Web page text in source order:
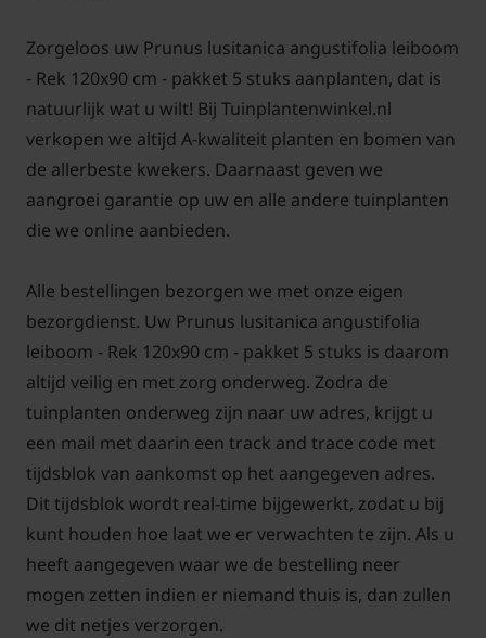
Het scheren van de Lei-Laurier kan het makkelijkst
worden vergeleken met het knippen van een haag.
Met een snoeischaar of heggenschaar knipt u langs
het scherm af. De Lei-Portugese laurier brengt u zo
weer terug in model. Bij deze methode knipt u delen
van de zijscheuten af. In het vervolg zullen er vanaf
vertakkingen en dus meer blad, een dichtere
leiboom dus.
Het scheren van een leiboom kan het beste in de
maanden juni en juli, snoei bij voorkeur op een
bewolkte en koele dag. Dit voorkomt brandschade
aan het blad. Met een snoeischaar kunt u gericht
snoeien zodat er geen blad- en of vruchtschade
optreedt.
Zorgeloos uw Prunus lusitanica angustifolia leiboom
- Rek 120x90 cm - pakket 5 stuks aanplanten, dat is
natuurlijk wat u wilt! Bij Tuinplantenwinkel.nl
verkopen we altijd A-kwaliteit planten en bomen van
de allerbeste kwekers. Daarnaast geven we
aangroei garantie op uw en alle andere tuinplanten
die we online aanbieden.
Alle bestellingen bezorgen we met onze eigen
bezorgdienst. Uw Prunus lusitanica angustifolia
leiboom - Rek 120x90 cm - pakket 5 stuks is daarom
altijd veilig en met zorg onderweg. Zodra de
tuinplanten onderweg zijn naar uw adres, krijgt u
een mail met daarin een track and trace code met
tijdsblok van aankomst op het aangegeven adres.
Dit tijdsblok wordt real-time bijgewerkt, zodat u bij
kunt houden hoe laat we er verwachten te zijn. Als u
heeft aangegeven waar we de bestelling neer
mogen zetten indien er niemand thuis is, dan zullen
we dit netjes verzorgen.